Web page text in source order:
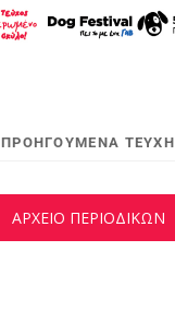
ΠΡΟΗΓΟΥΜΕΝΑ ΤΕΥΧΗ
ΑΡΧΕΙΟ ΠΕΡΙΟΔΙΚΩΝ